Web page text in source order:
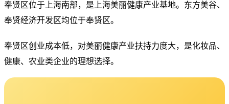
奉贤区位于上海南部，是上海美丽健康产业基地。东方美谷、
奉贤经济开发区均位于奉贤区。
奉贤区创业成本低，对美丽健康产业扶持力度大，是化妆品、
健康、农业类企业的理想选择。